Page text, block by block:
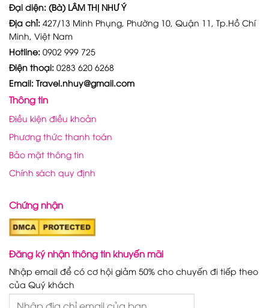
Đại diện: (Bà) LÂM THỊ NHƯ Ý
Địa chỉ: 427/13 Minh Phụng, Phường 10, Quận 11, Tp.Hồ Chí
Minh, Việt Nam
Hotline: 0902 999 725
Điện thoại: 0283 620 6268
Email: Travel.nhuy@gmail.com
Thông tin
Điều kiện điều khoản
Phương thức thanh toán
Bảo mật thông tin
Chính sách quy định
Chứng nhận
Đăng ký nhận thông tin khuyến mãi
Nhập email để có cơ hội giảm 50% cho chuyến đi tiếp theo
của Quý khách